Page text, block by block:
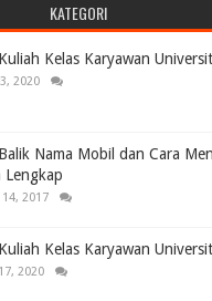
KATEGORI
Kelas Karyawan
2020
Nama Mobil dan Cara
Lengkap
2017
Kelas Karyawan
2020